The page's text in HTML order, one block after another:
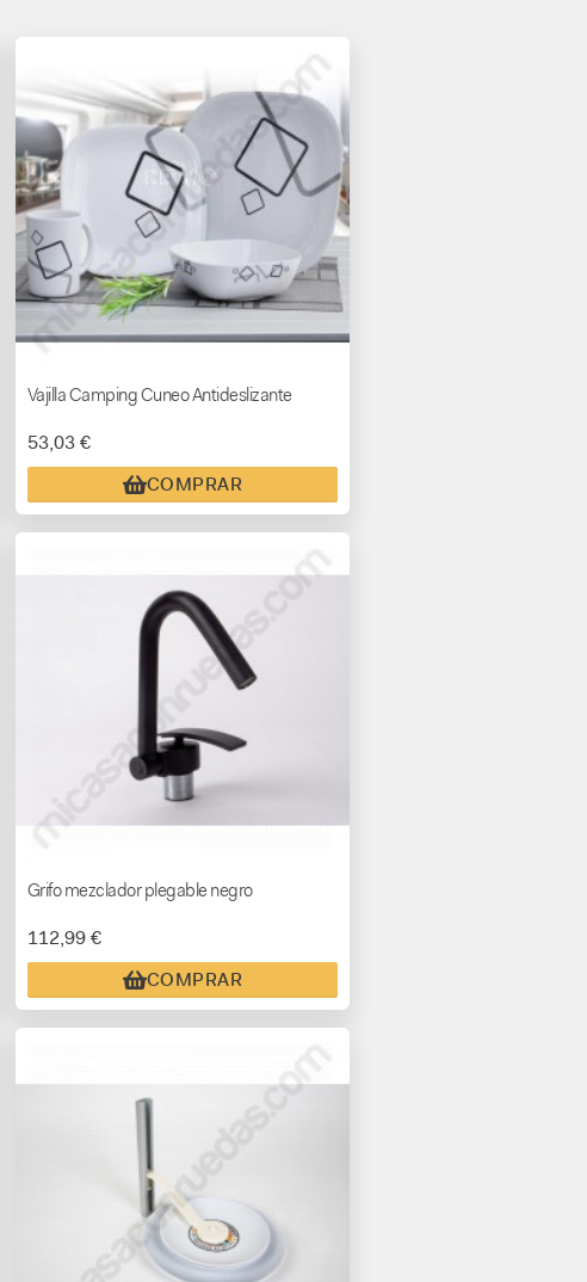
Vajilla Camping Cuneo Antideslizante
53,03 €
COMPRAR
Grifo mezclador plegable negro
112,99 €
COMPRAR